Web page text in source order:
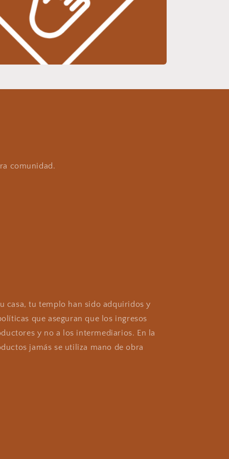
comunidad.
casa, tu templo han sido adquiridos y
que aseguran que los ingresos
y no a los intermediarios. En la
jamás se utiliza mano de obra